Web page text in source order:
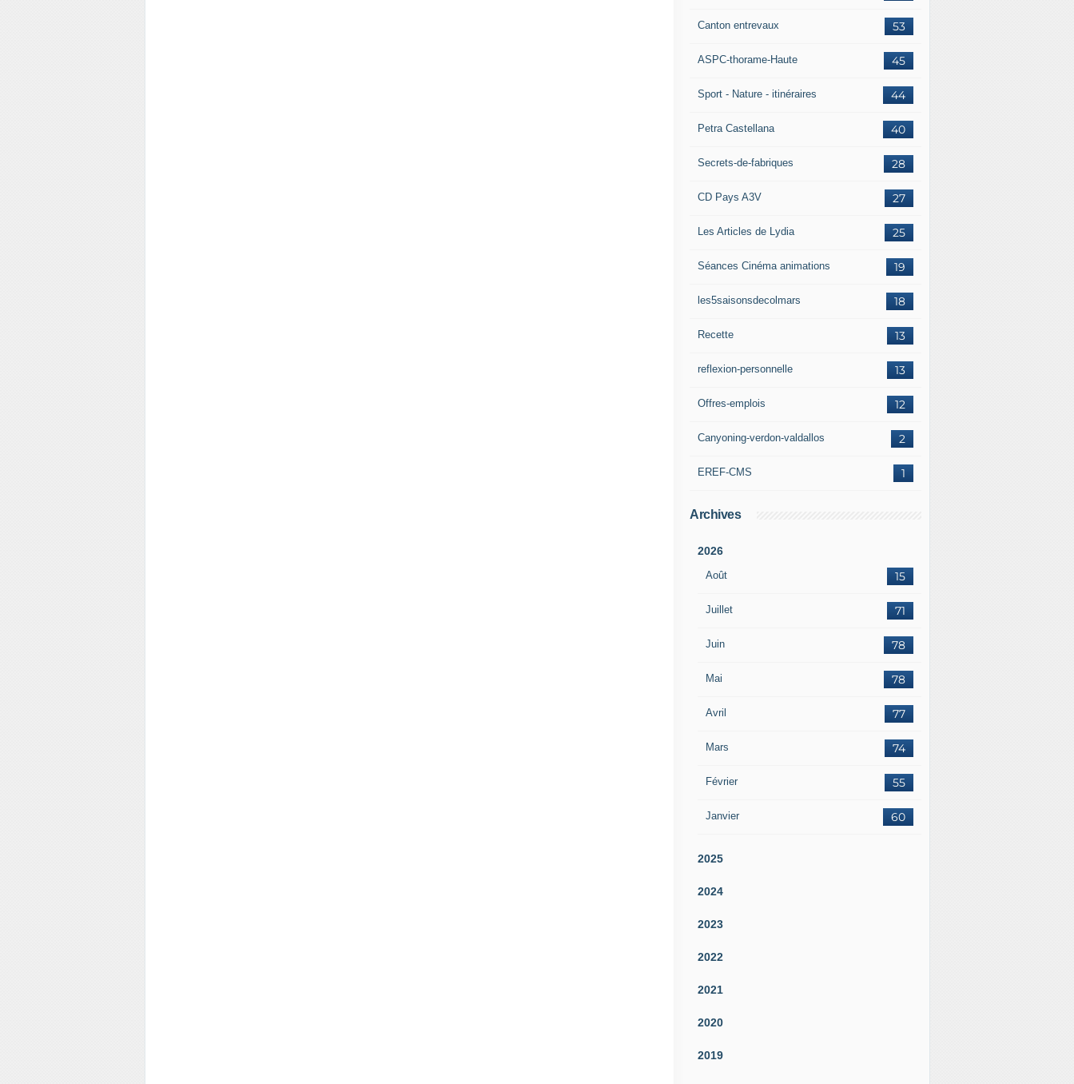
53
Canton entrevaux
45
ASPC-thorame-Haute
44
Sport - Nature - itinéraires
40
Petra Castellana
28
Secrets-de-fabriques
27
CD Pays A3V
25
Les Articles de Lydia
19
Séances Cinéma animations
18
les5saisonsdecolmars
13
Recette
13
reflexion-personnelle
12
Offres-emplois
2
Canyoning-verdon-valdallos
1
EREF-CMS
Archives
2026
Août 15
Juillet 71
Juin 78
Mai 78
Avril 77
Mars 74
Février 55
Janvier 60
2025
2024
2023
2022
2021
2020
2019